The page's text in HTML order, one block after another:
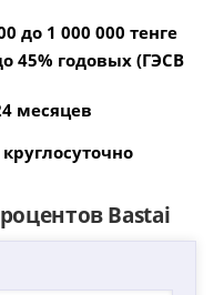
до 1 000 000 тенге
45% годовых (ГЭСВ
месяцев
Bastai